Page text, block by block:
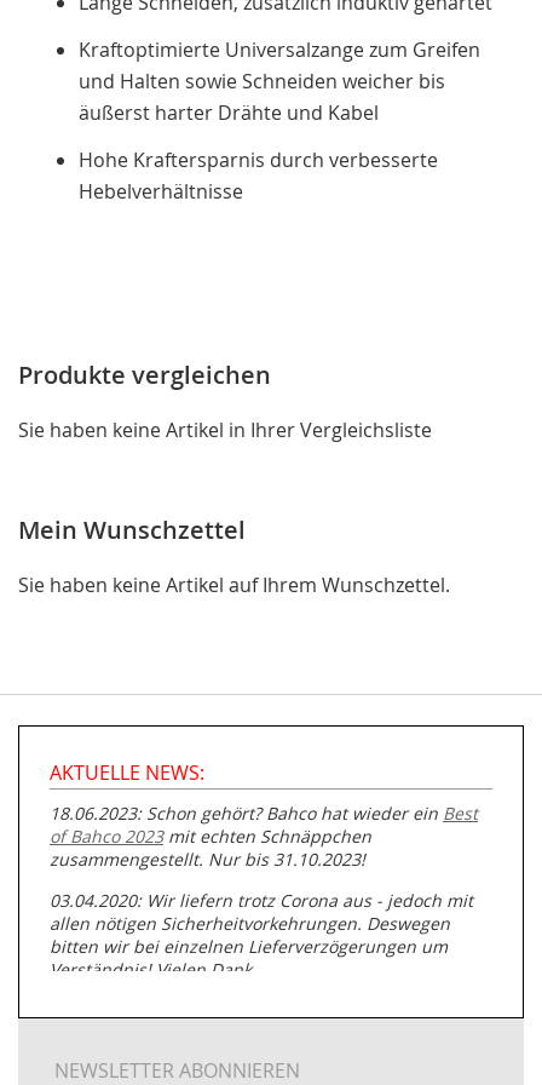
Kraftoptimierte Universalzange zum Greifen
und Halten sowie Schneiden weicher bis
äußerst harter Drähte und Kabel
Hohe Kraftersparnis durch verbesserte
Hebelverhältnisse
Produkte vergleichen
Sie haben keine Artikel in Ihrer Vergleichsliste
Mein Wunschzettel
Sie haben keine Artikel auf Ihrem Wunschzettel.
AKTUELLE NEWS:
18.06.2023: Schon gehört? Bahco hat wieder ein Best
of Bahco 2023mit echten Schnäppchen
zusammengestellt. Nur bis 31.10.2023!
03.04.2020: Wir liefern trotz Corona aus - jedoch mit
allen nötigen Sicherheitvorkehrungen. Deswegen
bitten wir bei einzelnen Lieferverzögerungen um
Verständnis! Vielen Dank.
05.07.2019: Neuester Zugang zu unserer
Rohrbearbeitung
NEWSLETTER ABONNIEREN